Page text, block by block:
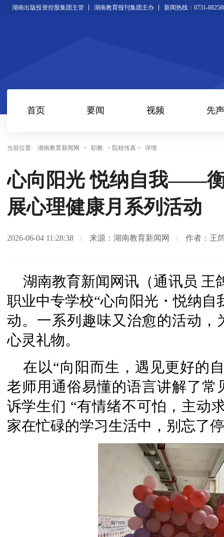
湖南出版投资控股集团主管 湖南教育报刊集团主办 新闻热线：0731-
首页 要闻 视频 先声
当前位置: 湖南教育新闻网 > 职教 > 院校传真 > 详情
心向阳光 悦纳自我——
展心理健康月系列活动
2026-06-04 11:28:38 来源：湖南教育新闻网 作者：王
湖南教育新闻网讯（通讯员 王
职业中专学校“心向阳光・悦纳
动。一系列趣味又治愈的活动
心灵礼物。
在以“向阳而生，遇见更好的
老师用通俗易懂的语言讲解了
诉学生们 “有情绪不可怕，主动
家在忙碌的学习生活中，别忘了